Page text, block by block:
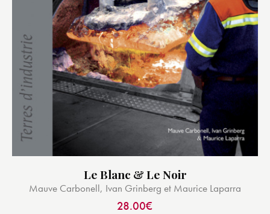
Le Blanc & Le Noir
Mauve Carbonell, Ivan Grinberg et Maurice Laparra
28.00€